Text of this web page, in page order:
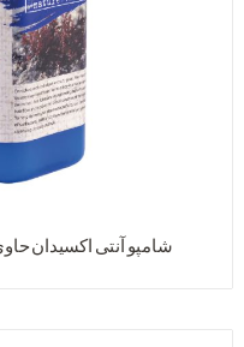
شامپو آنتی اکسیدان